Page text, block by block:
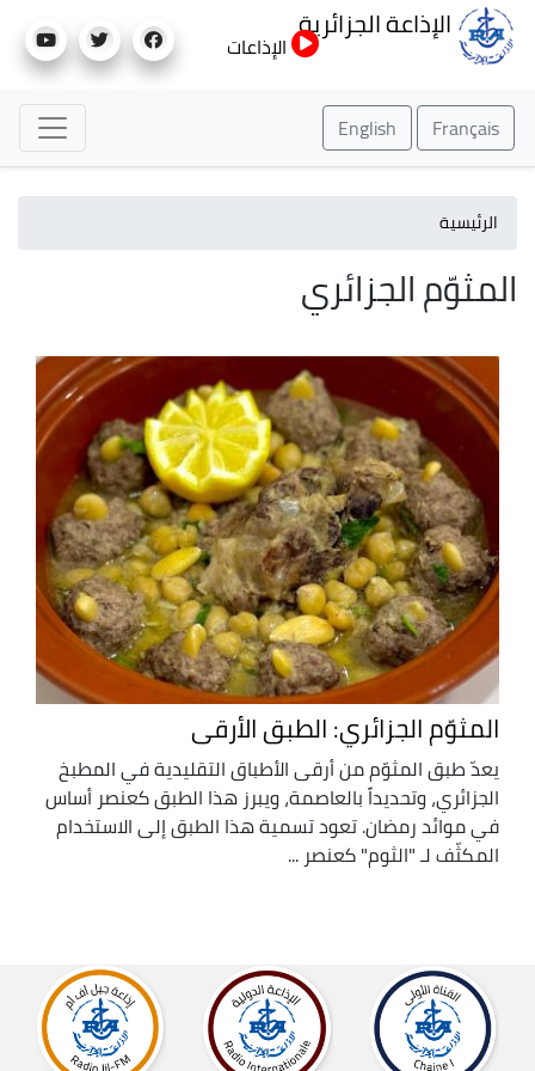
إلى
الإذاعة الجزائرية
الإذاعات
Français
English
الرئيسية
المثوّم الجزائري
المثوّم الجزائري: الطبق الأرقى
يعدّ طبق المثوّم من أرقى الأطباق التقليدية في المطبخ
الجزائري، وتحديداً بالعاصمة، ويبرز هذا الطبق كعنصر أساس
في موائد رمضان. تعود تسمية هذا الطبق إلى الاستخدام
المكثّف لـ "الثوم" كعنصر ...